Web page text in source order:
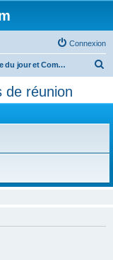
Connexion
Ordre du jour et Compte-rendus de réunion
h
de réunion